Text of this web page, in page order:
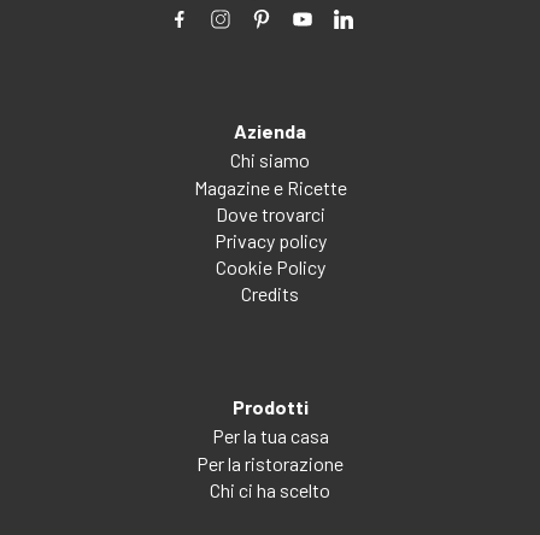
Azienda
Chi siamo
Magazine e Ricette
Dove trovarci
Privacy policy
Cookie Policy
Credits
Prodotti
Per la tua casa
Per la ristorazione
Chi ci ha scelto